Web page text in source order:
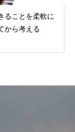
ることを柔軟に
から考える